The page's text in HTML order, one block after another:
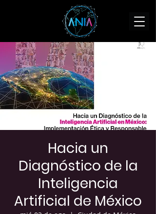
Hacia un
Diagnóstico de la
Inteligencia
Artificial de México